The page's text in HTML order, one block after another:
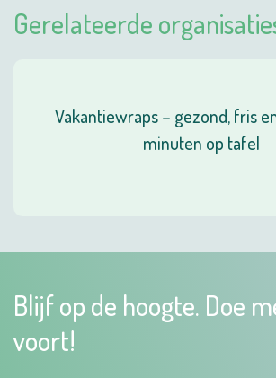
Gerelateerde
Vakantiewraps – gezond, fris
minuten op tafel
Blijf op de hoogte. Doe
voort!